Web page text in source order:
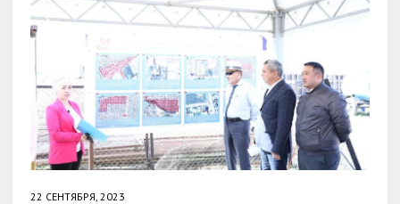
22 СЕНТЯБРЯ, 2023